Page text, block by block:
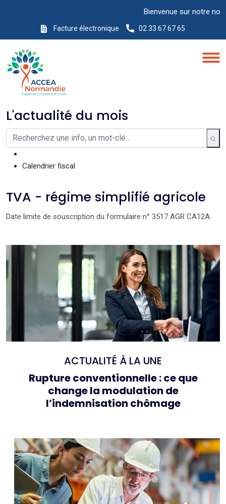
Bienvenue sur notre
Facture électronique 02 33 67 67 65
L'actualité du mois
Calendrier fiscal
TVA - régime simplifié agricole
Date limite de souscription du formulaire n° 3517 AGR CA12A.
ACTUALITÉ À LA UNE
Rupture conventionnelle : ce que
change la modulation de
l’indemnisation chômage